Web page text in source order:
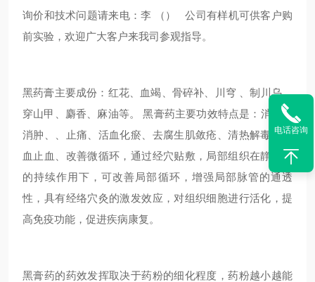
询价和技术问题请来电：李
（） 公司有样机可供客户购
前实验，欢迎广大客户来我司参观指导。
黑药膏主要成份：红花、血竭、骨碎补、川穹 、制川乌、
穿山甲、麝香、麻油等。 黑膏药主要功效特点是：消炎、
消肿、、止痛、活血化瘀、去腐生肌敛疮、清热解毒、凉
血止血、改善微循环，通过经穴贴敷，局部组织在静电场
的持续作用下，可改善局部循环，增强局部脉管的通透
性，具有经络穴灸的激发效应，对组织细胞进行活化，提
高免疫功能，促进疾病康复。
黑膏药的药效发挥取决于药粉的细化程度，药粉越小越能
电话咨询